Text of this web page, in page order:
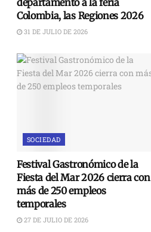
departamento a la feria
Colombia, las Regiones 2026
31 DE JULIO DE 2026
SOCIEDAD
Festival Gastronómico de la
Fiesta del Mar 2026 cierra con
más de 250 empleos
temporales
27 DE JULIO DE 2026